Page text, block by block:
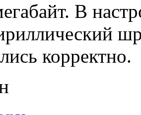
В
корректно.